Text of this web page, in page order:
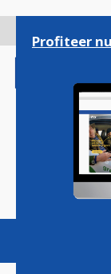
gaan
Magazine
Profiteer